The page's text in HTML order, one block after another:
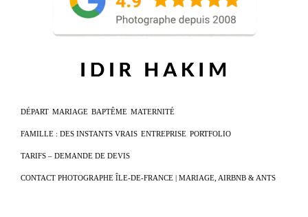
DÉPART MARIAGE BAPTÊME MATERNITÉ
FAMILLE : DES INSTANTS VRAIS ENTREPRISE PORTFOLIO
TARIFS – DEMANDE DE DEVIS
CONTACT PHOTOGRAPHE ÎLE-DE-FRANCE | MARIAGE, AIRBNB & ANTS